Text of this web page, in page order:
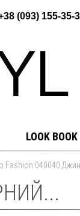
(093) 155-35-
LOOK BOOK
Fashion 040040